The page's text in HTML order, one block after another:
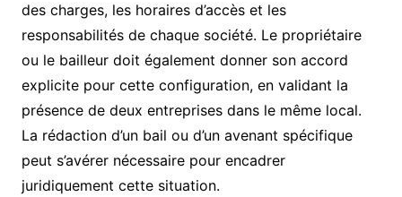
des charges, les horaires d’accès et les
responsabilités de chaque société. Le propriétaire
ou le bailleur doit également donner son accord
explicite pour cette configuration, en validant la
présence de deux entreprises dans le même local.
La rédaction d’un bail ou d’un avenant spécifique
peut s’avérer nécessaire pour encadrer
juridiquement cette situation.